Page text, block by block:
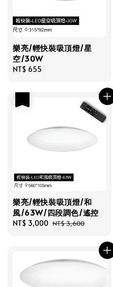
樂亮/輕快裝吸頂燈/星
空/30W
Regular
NT$ 655
樂亮/輕快裝吸頂燈/和
風/63W/四段調色/遙控
Sale
NT$ 3,000 Regular
NT$ 3,600